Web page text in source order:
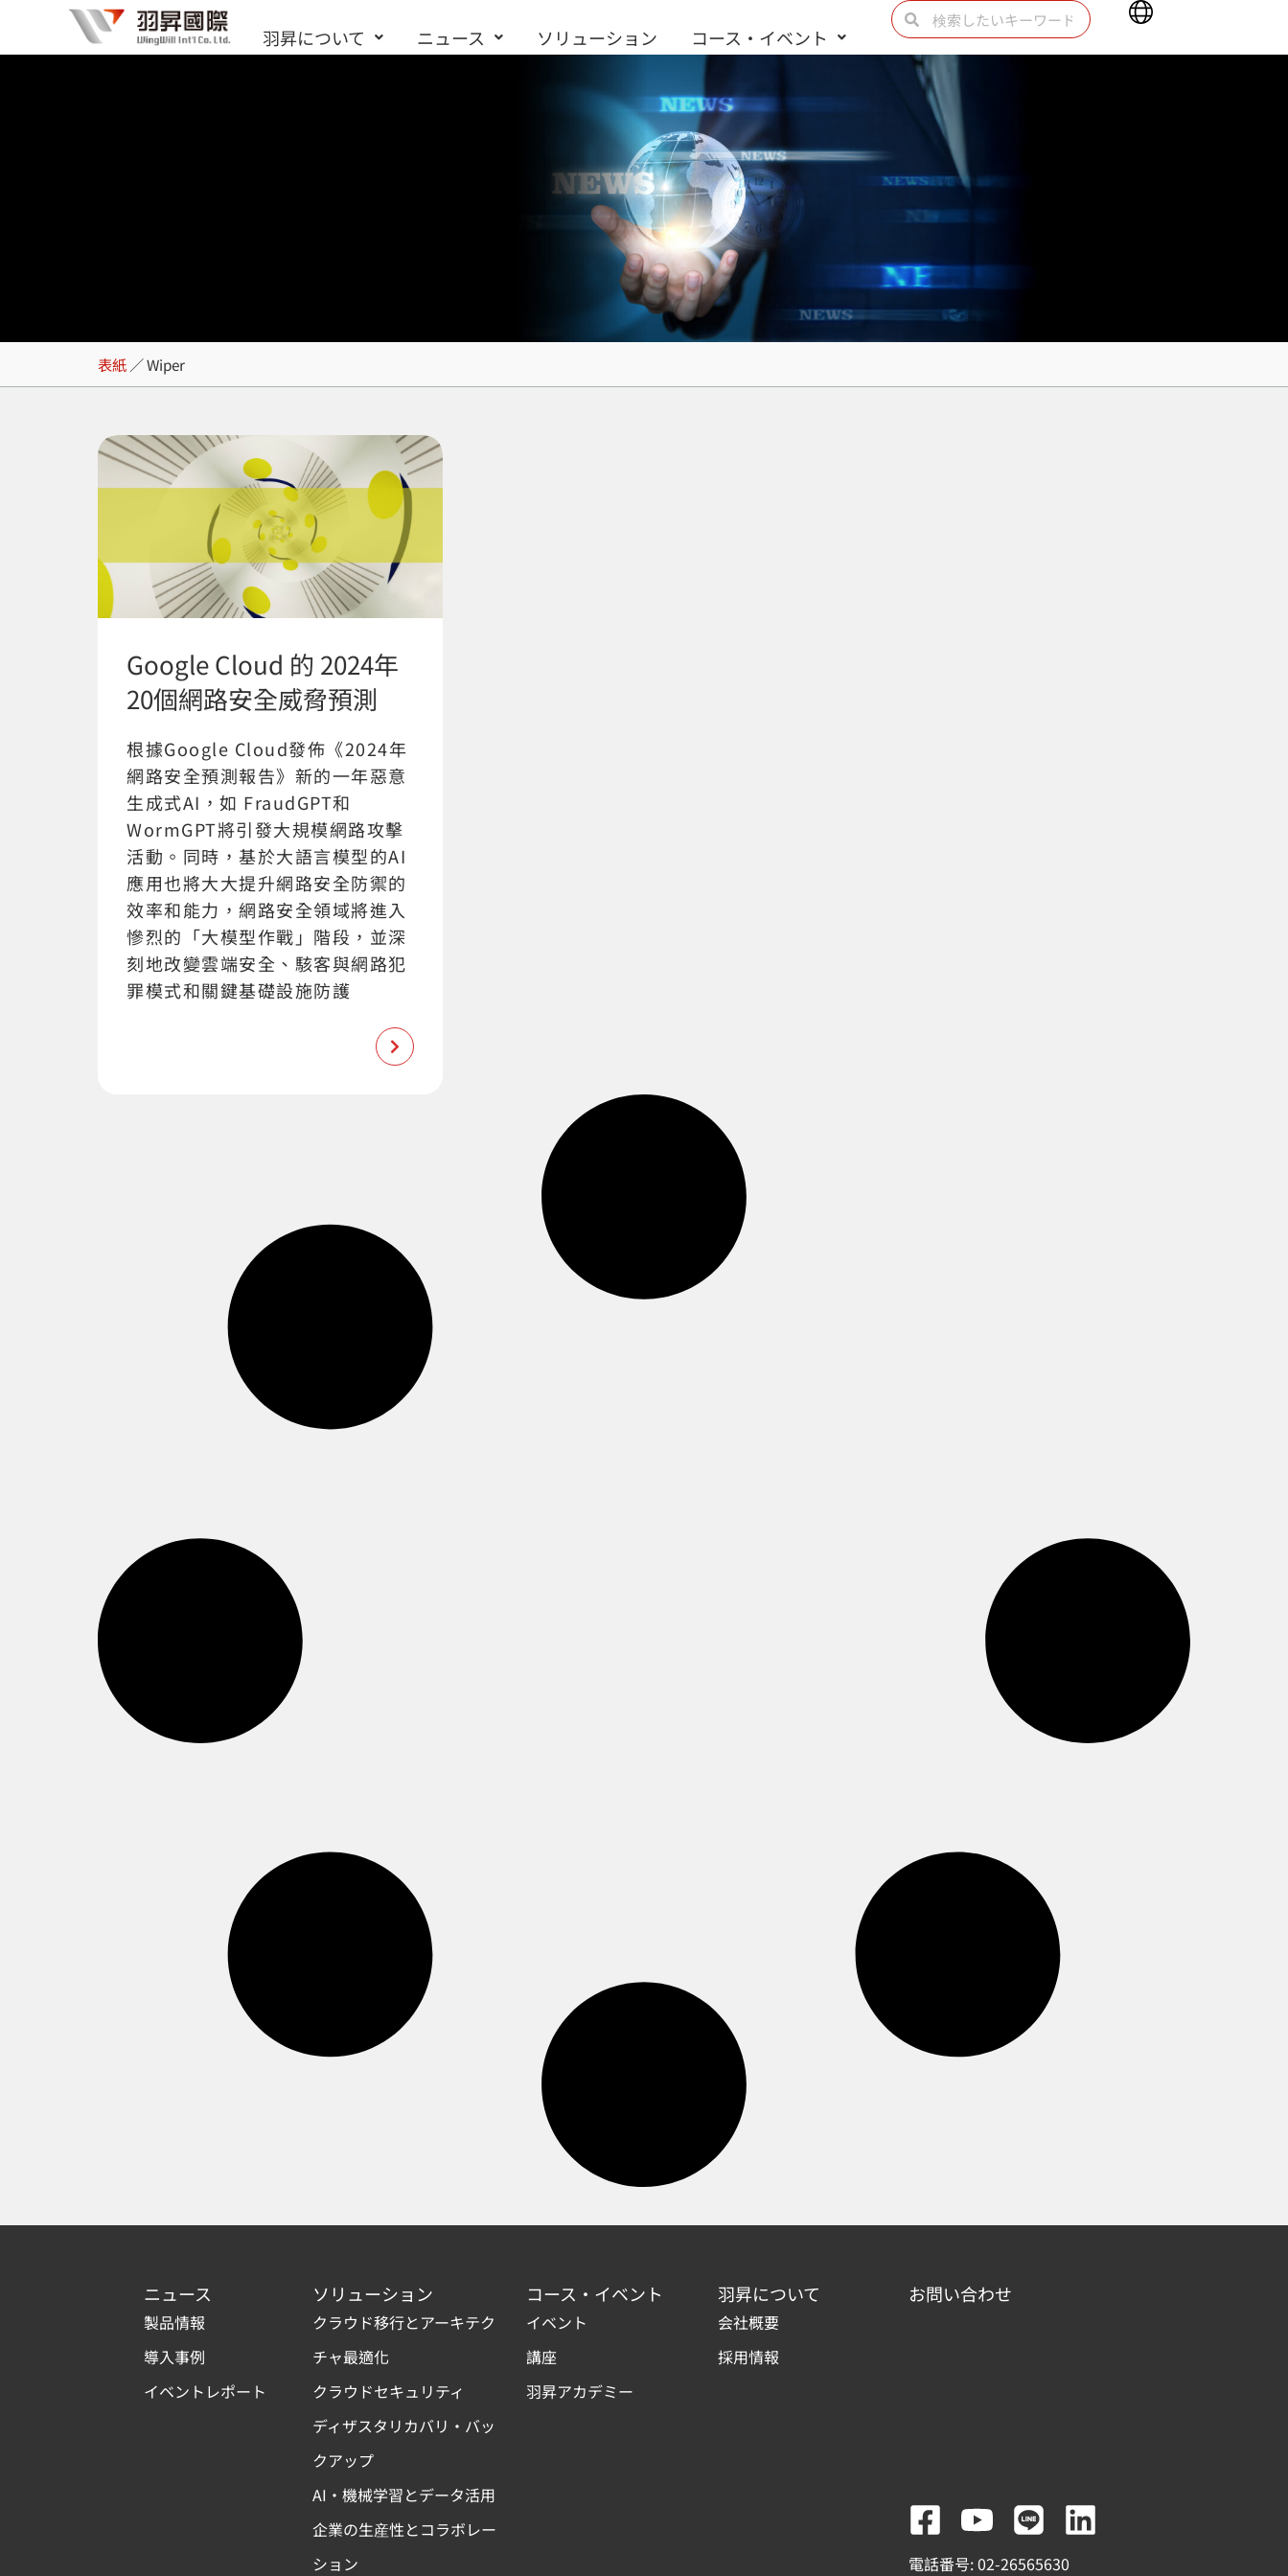
容
羽昇について ニュース ソリューション コース・イベント
検
索 索
Main
Menu
Wiper
表紙 ／Wiper
Google Cloud 的 2024年
20個網路安全威脅預測
根據Google Cloud發佈《2024年
網路安全預測報告》新的一年惡意
生成式AI，如 FraudGPT和
WormGPT將引發大規模網路攻擊
活動。同時，基於大語言模型的AI
應用也將大大提升網路安全防禦的
效率和能力，網路安全領域將進入
慘烈的「大模型作戰」階段，並深
刻地改變雲端安全、駭客與網路犯
罪模式和關鍵基礎設施防護
ニュース
製品情報
導入事例
イベントレポート
ソリューション
クラウド移行とアーキテク
チャ最適化
クラウドセキュリティ
ディザスタリカバリ・バッ
クアップ
AI・機械学習とデータ活用
企業の生産性とコラボレー
ション
コース・イベント
イベント
講座
羽昇アカデミー
羽昇について
会社概要
採用情報
お問い合わせ
F
a
Y
o
L
i
L
電話番号: 02-26565630